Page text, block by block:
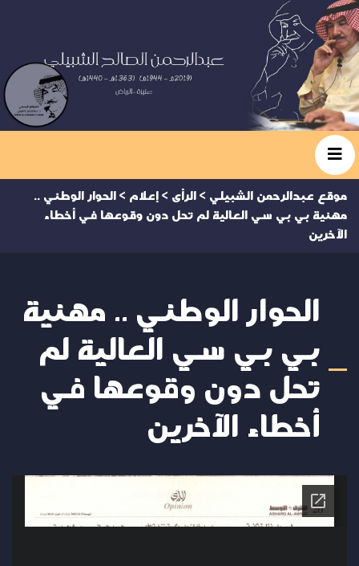
موقع عبدالرحمن الشبيلي > الرأى > إعلام > الحوار الوطني ..
مهنية بي بي سي العالية لم تحل دون وقوعها في أخطاء
الآخرين
الحوار الوطني .. مهنية
بي بي سي العالية لم
تحل دون وقوعها في
أخطاء الآخرين